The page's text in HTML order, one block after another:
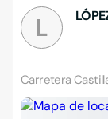
L
Carretera